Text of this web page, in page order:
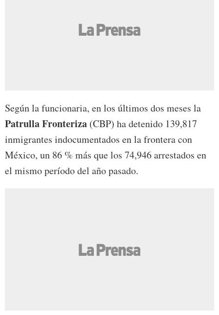
Según la funcionaria, en los últimos dos meses la
Patrulla Fronteriza (CBP) ha detenido 139,817
inmigrantes indocumentados en la frontera con
México, un 86 % más que los 74,946 arrestados en
el mismo período del año pasado.